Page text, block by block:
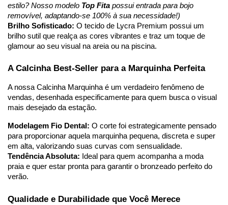
estilo? Nosso modelo Top Fita possui entrada para bojo
removível, adaptando-se 100% à sua necessidade!)
Brilho Sofisticado: O tecido de Lycra Premium possui um
brilho sutil que realça as cores vibrantes e traz um toque de
glamour ao seu visual na areia ou na piscina.
A Calcinha Best-Seller para a Marquinha Perfeita
A nossa Calcinha Marquinha é um verdadeiro fenômeno de
vendas, desenhada especificamente para quem busca o visual
mais desejado da estação.
Modelagem Fio Dental: O corte foi estrategicamente pensado
para proporcionar aquela marquinha pequena, discreta e super
em alta, valorizando suas curvas com sensualidade.
Tendência Absoluta: Ideal para quem acompanha a moda
praia e quer estar pronta para garantir o bronzeado perfeito do
verão.
Qualidade e Durabilidade que Você Merece